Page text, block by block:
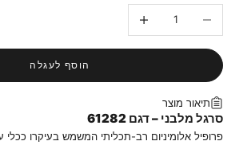
הוסף לעגלה
תיאור מוצר
סרגל מלבני – דגם 61282
פרופיל אלומיניום רב-תכליתי המשמש בעיקרו ככלי